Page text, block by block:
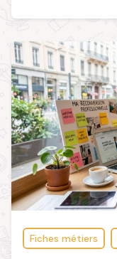
Fiches métiers